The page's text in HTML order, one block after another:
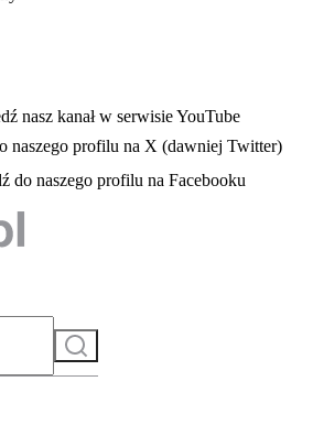
się w nowej karcie
nasz kanał w serwisie YouTube
karcie
naszego profilu na X (dawniej Twitter)
się w nowej karcie
do naszego profilu na Facebooku
Szukaj
do serwisu